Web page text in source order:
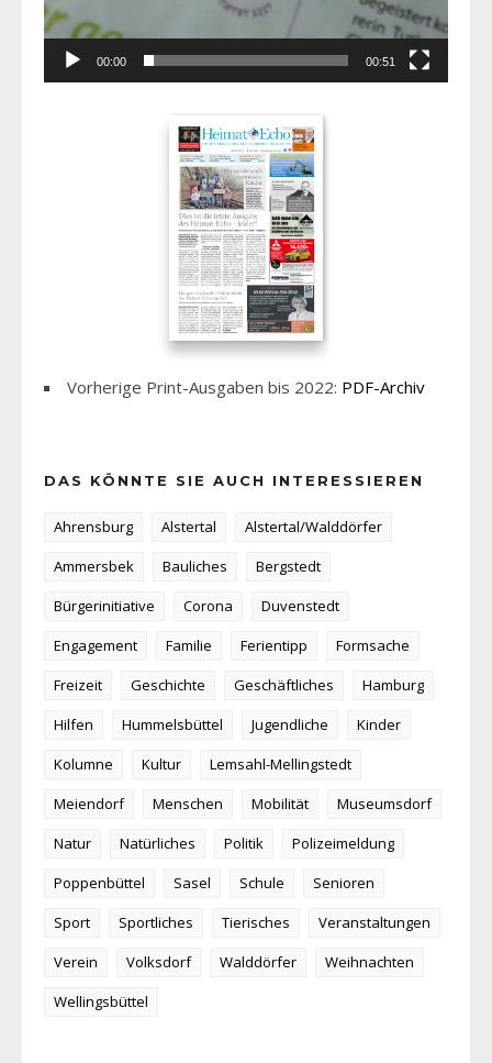
00:00 00:51
Vorherige Print-Ausgaben bis 2022: PDF-Archiv
DAS KÖNNTE SIE AUCH INTERESSIEREN
Ahrensburg Alstertal
Alstertal/Walddörfer
Ammersbek
Bauliches
Bergstedt
Bürgerinitiative
Corona
Duvenstedt
Engagement
Familie Ferientipp
Formsache
Freizeit
Geschichte Geschäftliches
Hamburg
Hilfen
Hummelsbüttel Jugendliche
Kinder
Kolumne
Kultur
Lemsahl-Mellingstedt
Meiendorf
Menschen Mobilität
Museumsdorf
Natur
Natürliches Politik
Polizeimeldung
Poppenbüttel
Sasel Schule
Senioren
Sport
Sportliches Tierisches
Veranstaltungen
Verein
Volksdorf Walddörfer
Weihnachten
Wellingsbüttel